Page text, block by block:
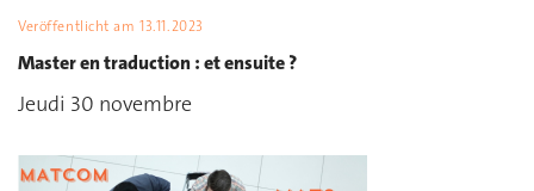
Veröffentlicht am13.11.2023
Master en traduction : et ensuite ?
Jeudi 30 novembre